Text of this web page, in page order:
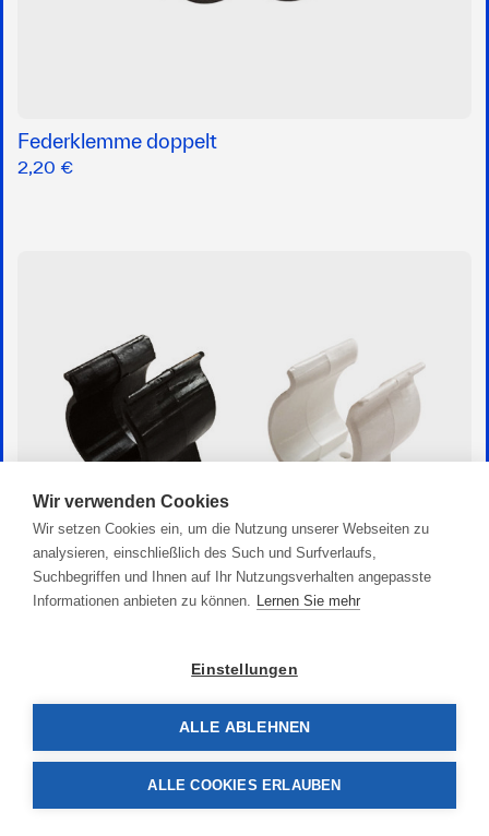
Federklemme doppelt
2,20 €
Federklemme für Bootshaken
Wir verwenden Cookies
Wir setzen Cookies ein, um die Nutzung unserer Webseiten zu
analysieren, einschließlich des Such und Surfverlaufs,
Suchbegriffen und Ihnen auf Ihr Nutzungsverhalten angepasste
Informationen anbieten zu können. Lernen Sie mehr
Einstellungen
ALLE ABLEHNEN
ALLE COOKIES ERLAUBEN